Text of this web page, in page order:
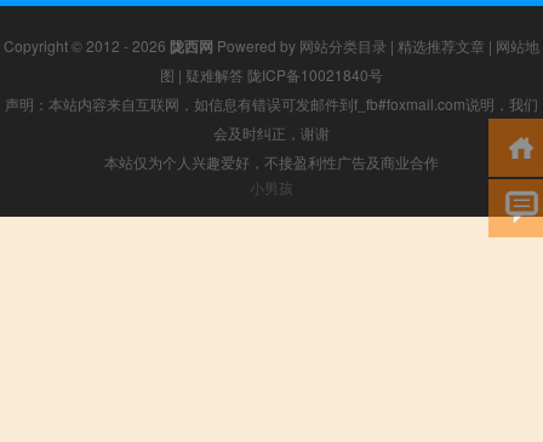
Copyright © 2012 - 2026 陇西网 Powered by 网站分类目录 | 精选推荐文章 | 网站地
图 | 疑难解答 陇ICP备10021840号
声明：本站内容来自互联网，如信息有错误可发邮件到f_fb#foxmail.com说明，我们
会及时纠正，谢谢
本站仅为个人兴趣爱好，不接盈利性广告及商业合作
小男孩